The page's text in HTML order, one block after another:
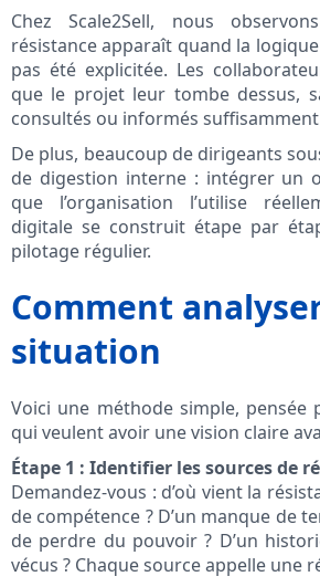
Chez Scale2Sell, nous
résistance apparaît quand la
pas été explicitée. Les
que le projet leur tombe dessus,
consultés ou informés
De plus, beaucoup de dirigeants
de digestion interne : intégrer un
que l’organisation l’utilise
digitale se construit étape par
pilotage régulier.
Comment
situation
Voici une méthode simple, pensée
qui veulent avoir une vision claire
Étape 1 : Identifier les sources de
Demandez-vous : d’où vient la
de compétence ? D’un manque de
de perdre du pouvoir ? D’un
vécus ? Chaque source appelle une